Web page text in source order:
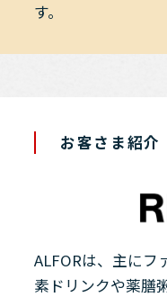
す。
お客さま紹介
ALFORは、主にフ
素ドリンクや薬膳